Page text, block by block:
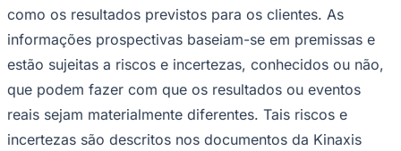
como os resultados previstos para os clientes. As
informações prospectivas baseiam-se em premissas e
estão sujeitas a riscos e incertezas, conhecidos ou não,
que podem fazer com que os resultados ou eventos
reais sejam materialmente diferentes. Tais riscos e
incertezas são descritos nos documentos da Kinaxis